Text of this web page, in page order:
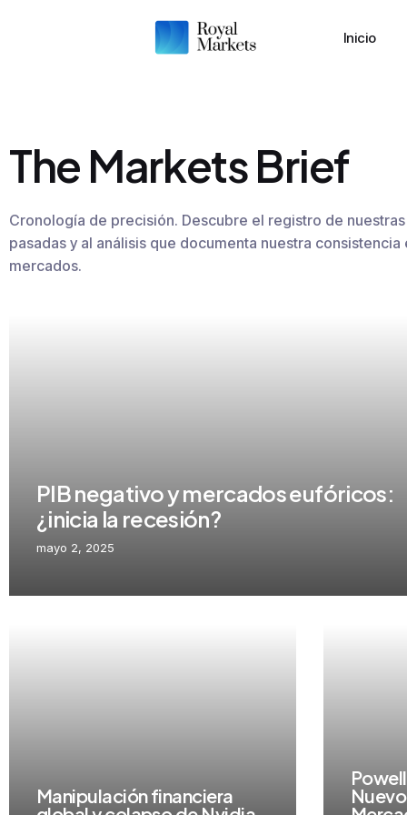
Inicio
The Markets Brief
Cronología de precisión. Descubre el registro de
pasadas y al análisis que documenta nuestra consistencia
mercados.
PIB negativo y mercados eufóricos:
¿inicia la recesión?
mayo 2, 2025
Manipulación financiera